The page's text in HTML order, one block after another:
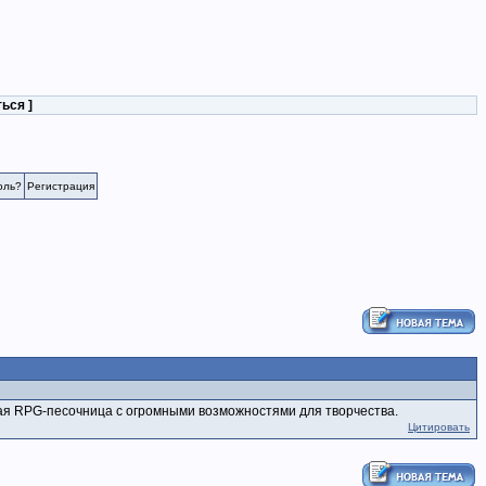
]
Регистрация
RPG-песочница с огромными возможностями для творчества.
Цитировать